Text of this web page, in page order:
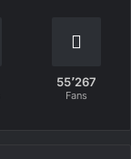
55٬267
Fans